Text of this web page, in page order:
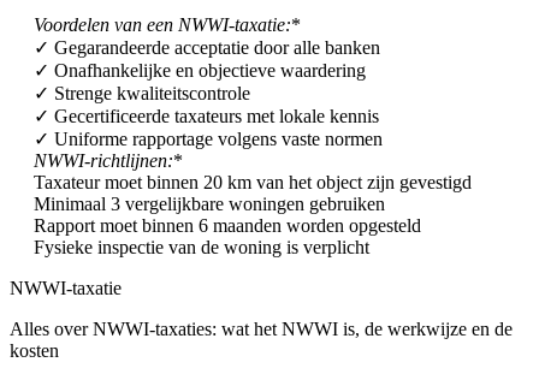
Voordelen van een NWWI-taxatie:*
✓ Gegarandeerde acceptatie door alle banken
✓ Onafhankelijke en objectieve waardering
✓ Strenge kwaliteitscontrole
✓ Gecertificeerde taxateurs met lokale kennis
✓ Uniforme rapportage volgens vaste normen
NWWI-richtlijnen:*
Taxateur moet binnen 20 km van het object zijn gevestigd
Minimaal 3 vergelijkbare woningen gebruiken
Rapport moet binnen 6 maanden worden opgesteld
Fysieke inspectie van de woning is verplicht
NWWI-taxatie
Alles over NWWI-taxaties: wat het NWWI is, de werkwijze en de
kosten